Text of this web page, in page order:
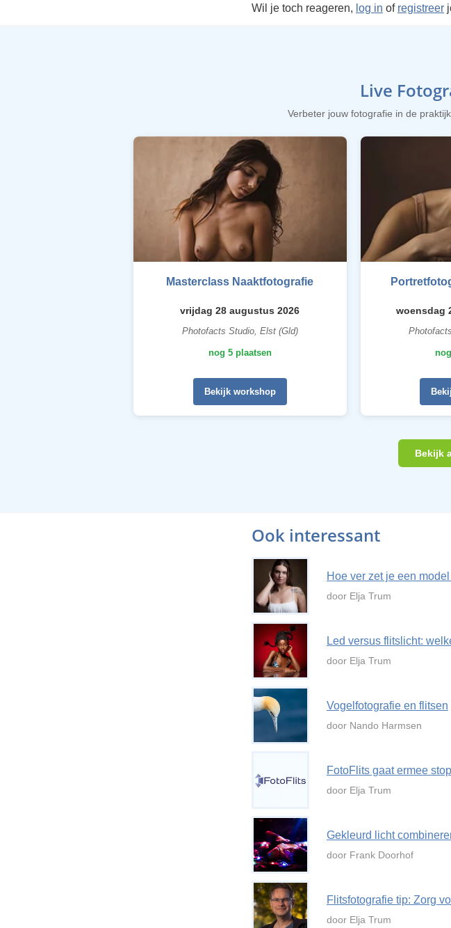
Wil je toch reageren, log in of registreer
Live
Verbeter jouw fotografie in de
Masterclass Naaktfotografie
vrijdag 28 augustus 2026
Photofacts Studio, Elst (Gld)
nog 5 plaatsen
Bekijk workshop
woensdag
Bekijk
Ook interessant
Hoe ver zet je een
door Elja Trum
Led versus flitslicht:
door Elja Trum
Vogelfotografie en flitsen
door Nando Harmsen
FotoFlits gaat ermee
door Elja Trum
Gekleurd licht
door Frank Doorhof
Flitsfotografie tip: Zorg
door Elja Trum